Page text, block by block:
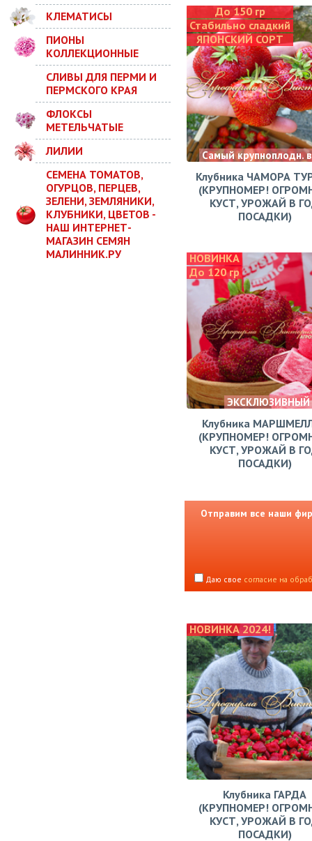
КЛЕМАТИСЫ
ПИОНЫ
КОЛЛЕКЦИОННЫЕ
СЛИВЫ ДЛЯ ПЕРМИ И
ПЕРМСКОГО КРАЯ
ФЛОКСЫ
МЕТЕЛЬЧАТЫЕ
ЛИЛИИ
СЕМЕНА ТОМАТОВ,
ОГУРЦОВ, ПЕРЦЕВ,
ЗЕЛЕНИ, ЗЕМЛЯНИКИ,
КЛУБНИКИ, ЦВЕТОВ -
НАШ ИНТЕРНЕТ-
МАГАЗИН СЕМЯН
МАЛИННИК.РУ
До 150 гр
Стабильно сладкий
ЯПОНСКИЙ СОРТ
Самый крупноплодн.
Клубника ЧАМОРА
(КРУПНОМЕР!
КУСТ, УРОЖАЙ В
ПОСАДКИ)
НОВИНКА
До 120 гр
ЭКСКЛЮЗИВНЫЙ
Клубника
(КРУПНОМЕР!
КУСТ, УРОЖАЙ В
ПОСАДКИ)
Отправим все наши
Даю свое согласие на
НОВИНКА 2024!
Клубника ГАРДА
(КРУПНОМЕР!
КУСТ, УРОЖАЙ В
ПОСАДКИ)